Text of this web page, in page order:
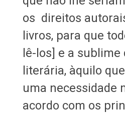
os direitos
livros, para que
lê-los] e a sublime
literária, àquilo
uma necessidade
acordo com os